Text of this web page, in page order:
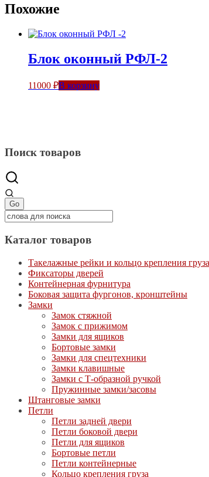
Похожие
Блок оконный РФЛ-2
11000 ₽В корзину
Поиск товаров
Каталог товаров
Такелажные рейки и кольцо крепления груза
Фиксаторы дверей
Контейнерная фурнитура
Боковая защита фургонов, кронштейны
Замки
Замок стяжной
Замок с прижимом
Замки для ящиков
Бортовые замки
Замки для спецтехники
Замки клавишные
Замки с Т-образной ручкой
Пружинные замки/засовы
Штанговые замки
Петли
Петли задней двери
Петли боковой двери
Петли для ящиков
Бортовые петли
Петли контейнерные
Кольцо крепления груза